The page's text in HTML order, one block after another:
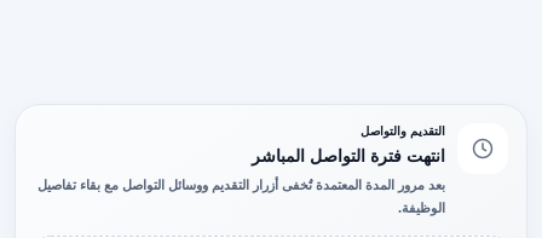
التقديم والتواصل
انتهت فترة التواصل المباشر
بعد مرور المدة المعتمدة تُخفى أزرار التقديم ووسائل التواصل مع بقاء تفاصيل
الوظيفة.